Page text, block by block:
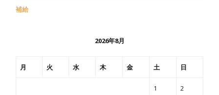
補給
2026年8月
月 火 水 木 金 土 日
1 2